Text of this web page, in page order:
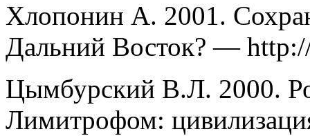
Хлопонин А. 2001.
Дальний Восток? —
Цымбурский В.Л. 2000.
Лимитрофом: